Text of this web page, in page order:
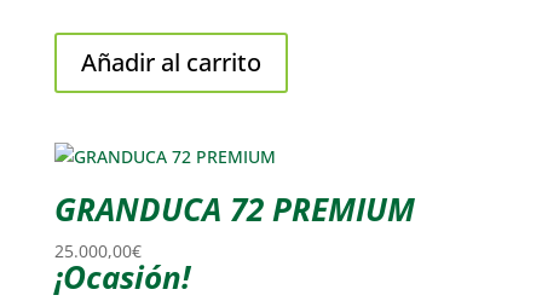
Añadir al carrito
GRANDUCA 72 PREMIUM
25.000,00€
¡Ocasión!